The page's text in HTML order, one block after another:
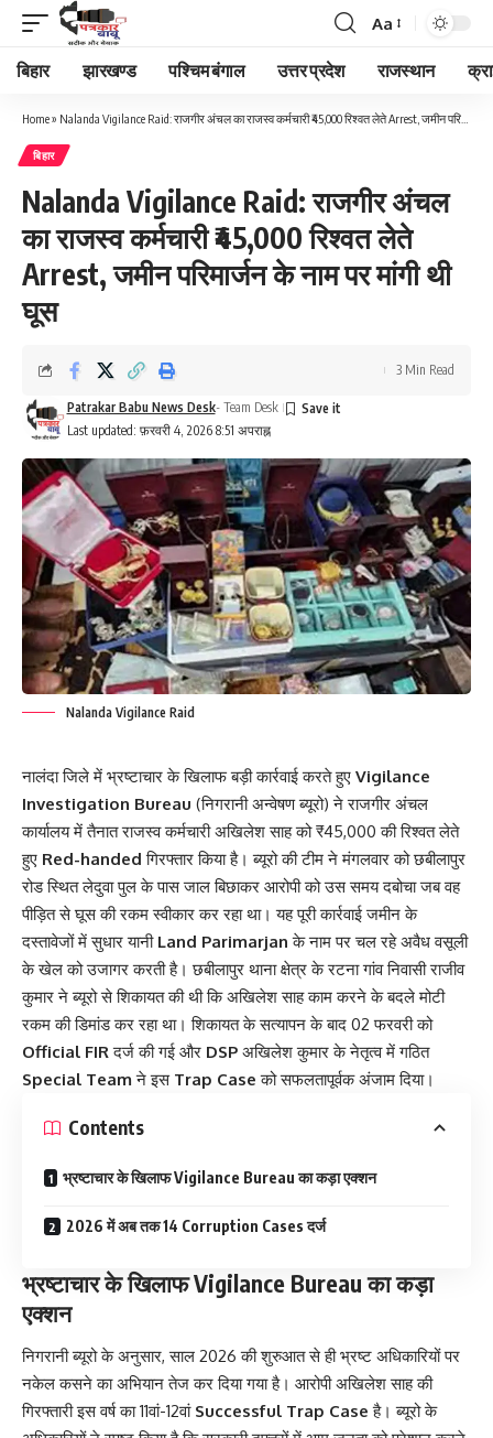
Font
Resizer
Aa
बिहार झारखण्ड पश्चिम बंगाल उत्तर प्रदेश राजस्थान
Home» Nalanda Vigilance Raid: राजगीर अंचल का राजस्व कर्मचारी ₹45,000 रिश्वत लेते Arrest, जमीन परिमार्जन के नाम पर मांगी थी घूस
बिहार
Nalanda Vigilance Raid: राजगीर अंचल
का राजस्व कर्मचारी ₹45,000 रिश्वत लेते
Arrest, जमीन परिमार्जन के नाम पर मांगी थी
घूस
Last updated: फ़रवरी 4, 2026 8:51 अपराह्न
Patrakar Babu News Desk- Team Desk
3 Min Read
Nalanda Vigilance Raid
नालंदा जिले में भ्रष्टाचार के खिलाफ बड़ी कार्रवाई करते हुए Vigilance
Investigation Bureau (निगरानी अन्वेषण ब्यूरो) ने राजगीर अंचल
कार्यालय में तैनात राजस्व कर्मचारी अखिलेश साह को ₹45,000 की रिश्वत लेते
हुए Red-handed गिरफ्तार किया है। ब्यूरो की टीम ने मंगलवार को छबीलापुर
रोड स्थित लेदुवा पुल के पास जाल बिछाकर आरोपी को उस समय दबोचा जब वह
पीड़ित से घूस की रकम स्वीकार कर रहा था। यह पूरी कार्रवाई जमीन के
दस्तावेजों में सुधार यानी Land Parimarjan के नाम पर चल रहे अवैध वसूली
के खेल को उजागर करती है। छबीलापुर थाना क्षेत्र के रटना गांव निवासी राजीव
कुमार ने ब्यूरो से शिकायत की थी कि अखिलेश साह काम करने के बदले मोटी
रकम की डिमांड कर रहा था। शिकायत के सत्यापन के बाद 02 फरवरी को
Official FIR दर्ज की गई और DSP अखिलेश कुमार के नेतृत्व में गठित
Special Teamने इस Trap Case को सफलतापूर्वक अंजाम दिया।
Contents
भ्रष्टाचार के खिलाफ Vigilance Bureau का कड़ा एक्शन
2026 में अब तक 14 Corruption Cases दर्ज
भ्रष्टाचार के खिलाफ Vigilance Bureau का कड़ा
एक्शन
निगरानी ब्यूरो के अनुसार, साल 2026 की शुरुआत से ही भ्रष्ट अधिकारियों पर
नकेल कसने का अभियान तेज कर दिया गया है। आरोपी अखिलेश साह की
गिरफ्तारी इस वर्ष का 11वां-12वां Successful Trap Case है। ब्यूरो के